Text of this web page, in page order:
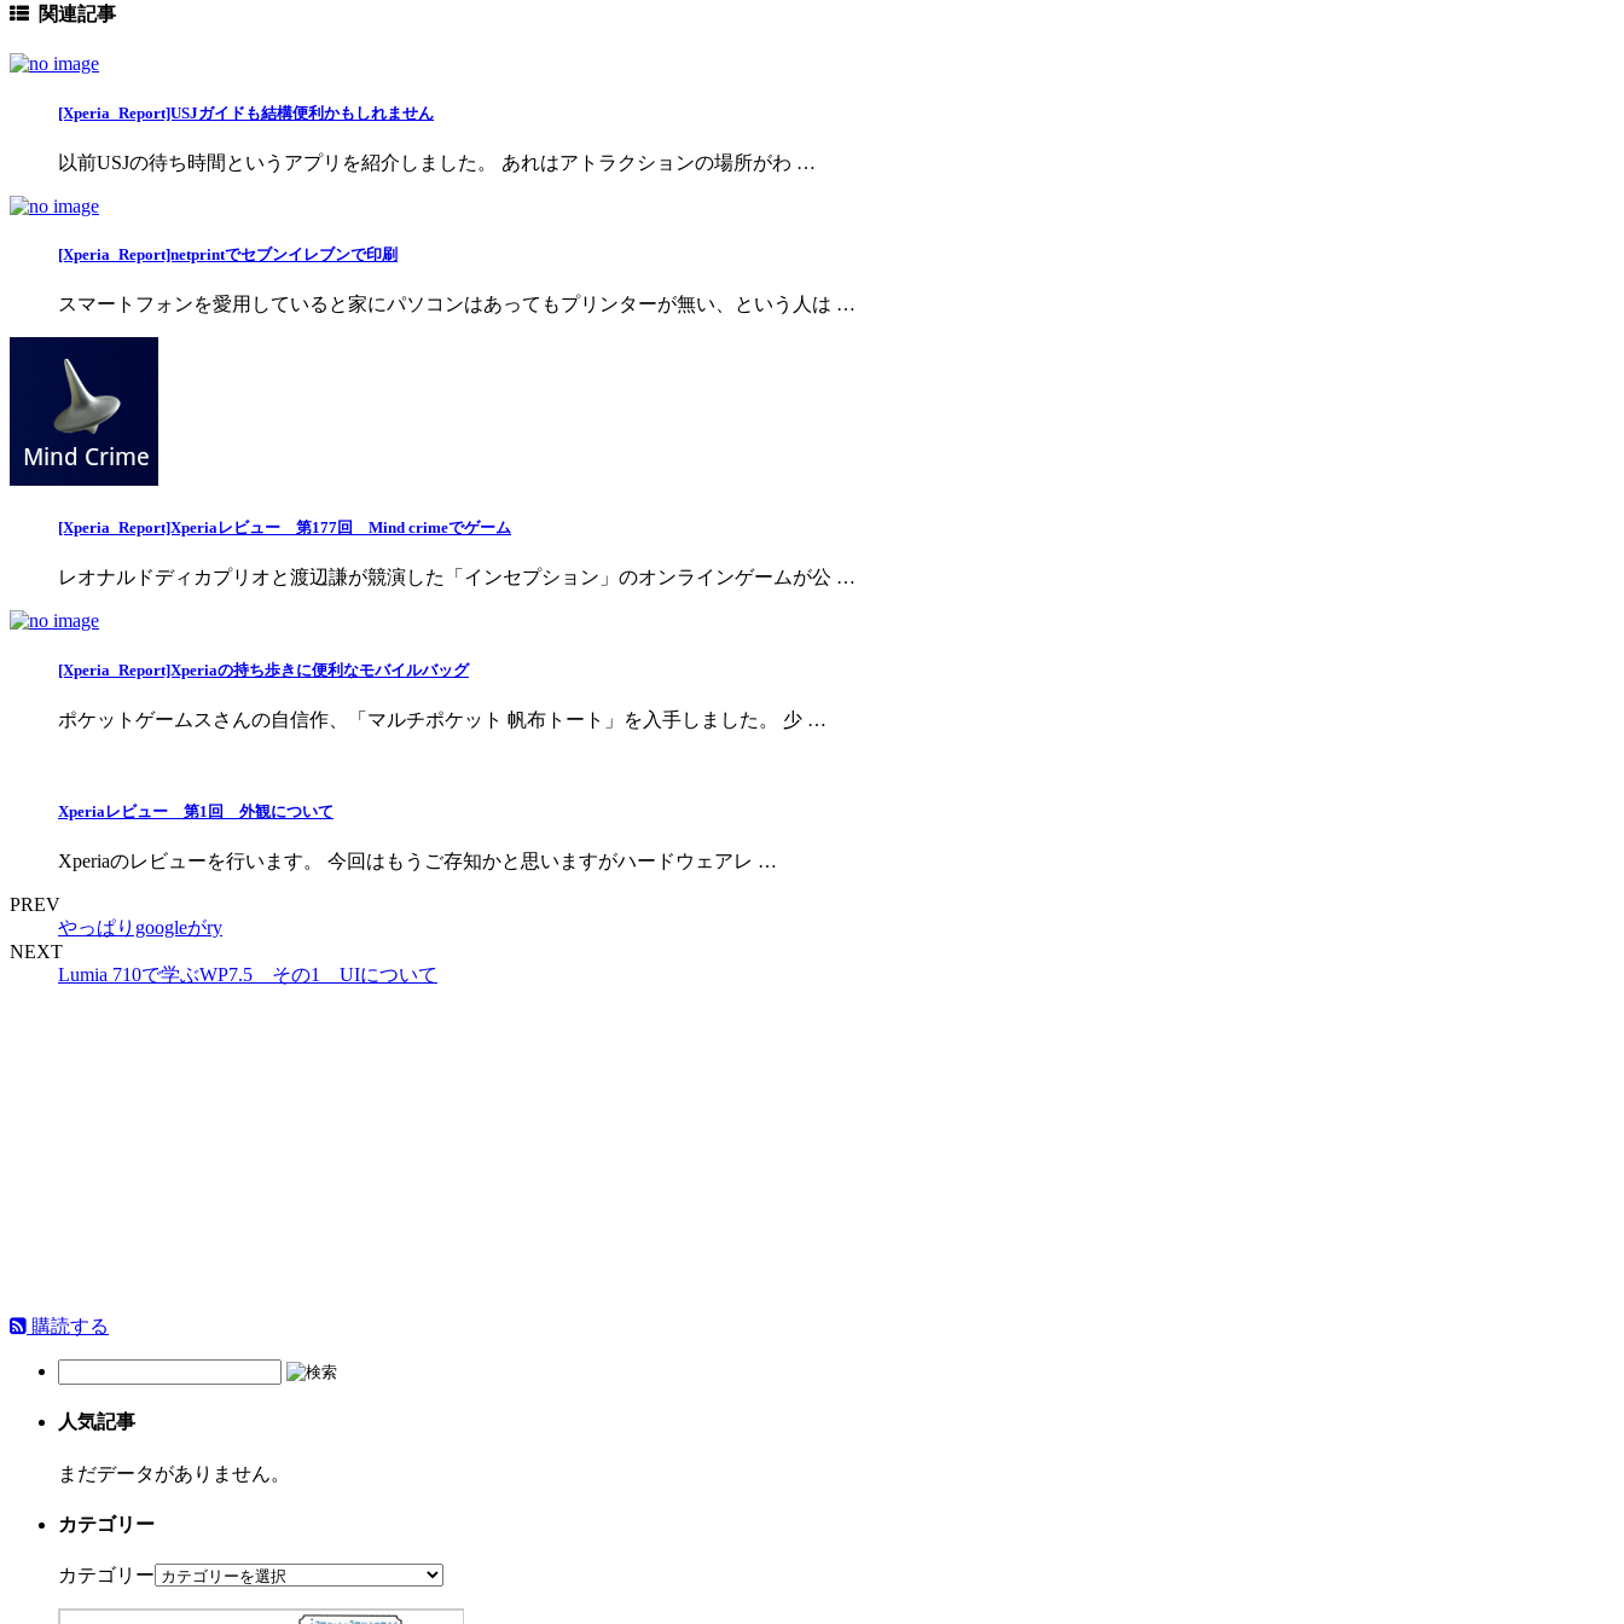
関連記事
[Xperia_Report]USJガイドも結構便利かもしれません
以前USJの待ち時間というアプリを紹介しました。 あれはアトラクションの場所がわ …
[Xperia_Report]netprintでセブンイレブンで印刷
スマートフォンを愛用していると家にパソコンはあってもプリンターが無い、という人は …
[Xperia_Report]Xperiaレビュー 第177回 Mind crimeでゲーム
レオナルドディカプリオと渡辺謙が競演した「インセプション」のオンラインゲームが公 …
[Xperia_Report]Xperiaの持ち歩きに便利なモバイルバッグ
ポケットゲームスさんの自信作、「マルチポケット 帆布トート」を入手しました。 少 …
Xperiaレビュー 第1回 外観について
Xperiaのレビューを行います。 今回はもうご存知かと思いますがハードウェアレ …
PREV
やっぱりgoogleがry
NEXT
Lumia 710で学ぶWP7.5 その1 UIについて
購読する
人気記事
まだデータがありません。
カテゴリー
カテゴリー